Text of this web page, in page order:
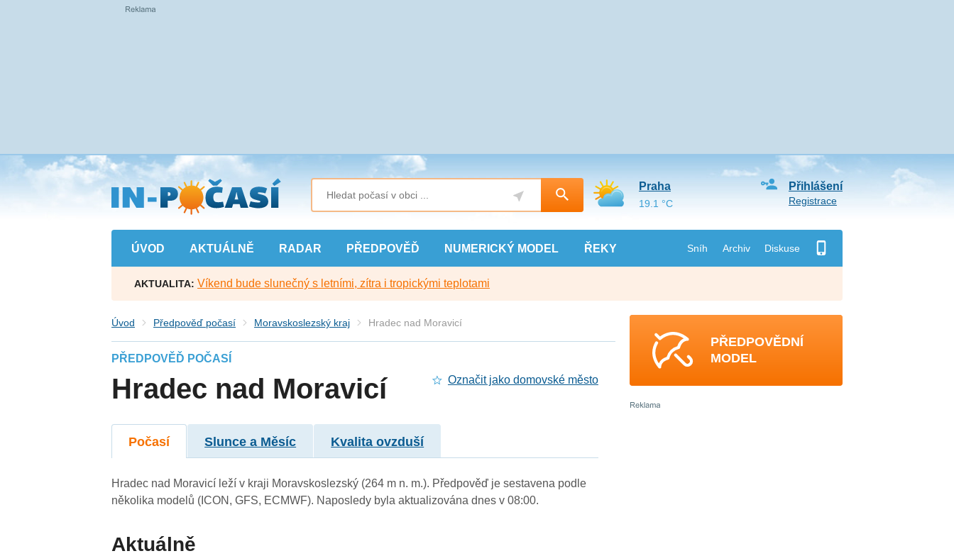
Přejít
na
hlavní
obsah
ÚVOD AKTUÁLNĚ RADAR PŘEDPOVĚĎ NUMERICKÝ MODEL ŘEKY Sníh Archiv Diskuse
Přihlášení
Registrace
Praha
19.1 °C
AKTUALITA: Víkend bude slunečný s letními, zítra i tropickými teplotami
Úvod Předpověď počasí Moravskoslezský kraj Hradec nad Moravicí
PŘEDPOVĚĎ POČASÍ
Hradec nad Moravicí Označit jako domovské město
Počasí Slunce a Měsíc Kvalita ovzduší
Hradec nad Moravicí leží v kraji Moravskoslezský (264 m n. m.). Předpověď je sestavena podle
několika modelů (ICON, GFS, ECMWF). Naposledy byla aktualizována dnes v 08:00.
Aktuálně
PŘEDPOVĚDNÍ
MODEL